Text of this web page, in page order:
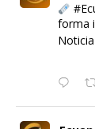
forma